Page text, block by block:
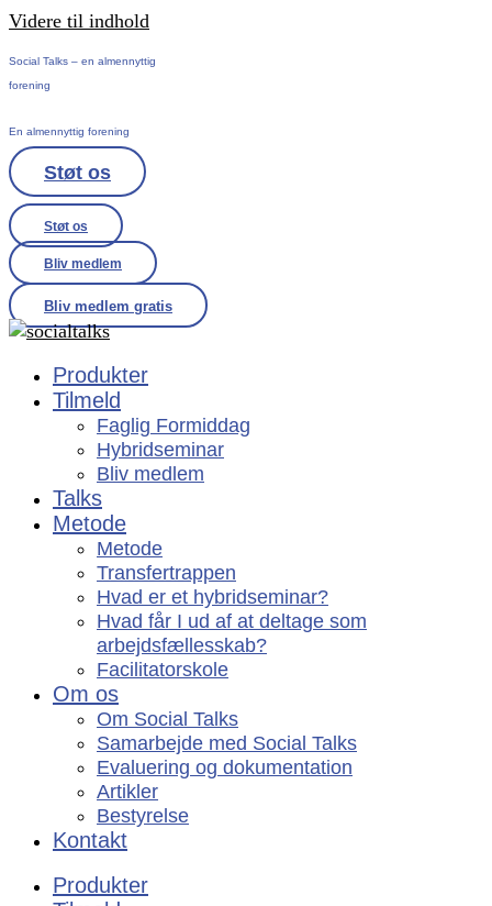
Videre til indhold
Social Talks – en almennyttig
forening
En almennyttig forening
Støt os
Støt os
Bliv medlem
Bliv medlem gratis
Produkter
Tilmeld
Faglig Formiddag
Hybridseminar
Bliv medlem
Talks
Metode
Metode
Transfertrappen
Hvad er et hybridseminar?
Hvad får I ud af at deltage som
arbejdsfællesskab?
Facilitatorskole
Om os
Om Social Talks
Samarbejde med Social Talks
Evaluering og dokumentation
Artikler
Bestyrelse
Kontakt
Produkter